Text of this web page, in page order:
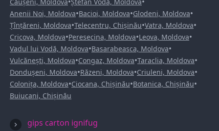
Anenii Noi, Moldova•Bacioi, Moldova•Glodeni, Moldova•
Țînțăreni, Moldova•Telecentru, Chișinău•Vatra, Moldova•
Cricova, Moldova•Peresecina, Moldova•Leova, Moldova•
Vadul lui Vodă, Moldova•Basarabeasca, Moldova•
Vulcănești, Moldova•Congaz, Moldova•Taraclia, Moldova•
Dondușeni, Moldova•Răzeni, Moldova•Criuleni, Moldova•
Colonița, Moldova•Ciocana, Chișinău•Botanica, Chișinău•
Buiucani, Chișinău
gips carton ignifug